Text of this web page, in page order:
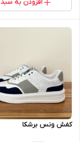
افزودن به سبد
کفش ونس برشکا